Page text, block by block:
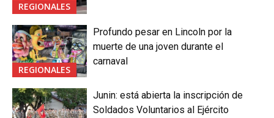
REGIONALES
REGIONALES
Profundo pesar en Lincoln por la
muerte de una joven durante el
carnaval
Junin: está abierta la inscripción de
Soldados Voluntarios al Ejército